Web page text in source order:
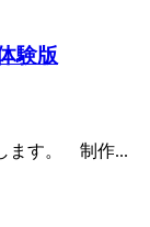
験版
ます。 制作...